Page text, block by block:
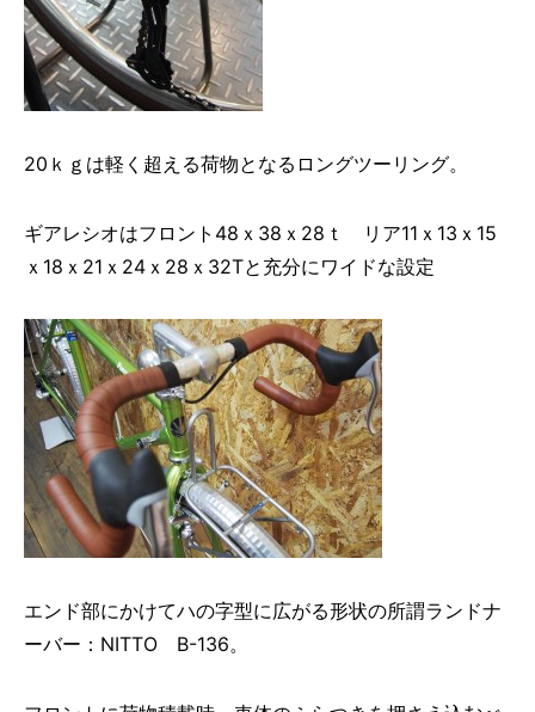
20ｋｇは軽く超える荷物となるロングツーリング。
ギアレシオはフロント48ｘ38ｘ28ｔ リア11ｘ13ｘ15
ｘ18ｘ21ｘ24ｘ28ｘ32Tと充分にワイドな設定
エンド部にかけてハの字型に広がる形状の所謂ランドナ
ーバー：NITTO B-136。